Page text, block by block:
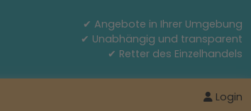
✔ Angebote in Ihrer Umgebung
✔ Unabhängig und transparent
✔ Retter des Einzelhandels
Login